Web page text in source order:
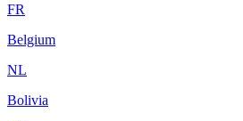
FR
Belgium
NL
Bolivia